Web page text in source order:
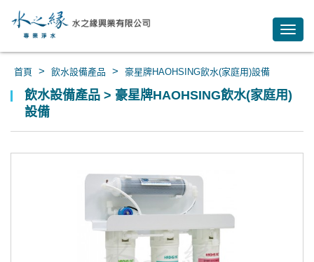
首頁 > 飲水設備產品 > 豪星牌HAOHSING飲水(家庭用)設備
飲水設備產品 > 豪星牌HAOHSING飲水(家庭用)
設備